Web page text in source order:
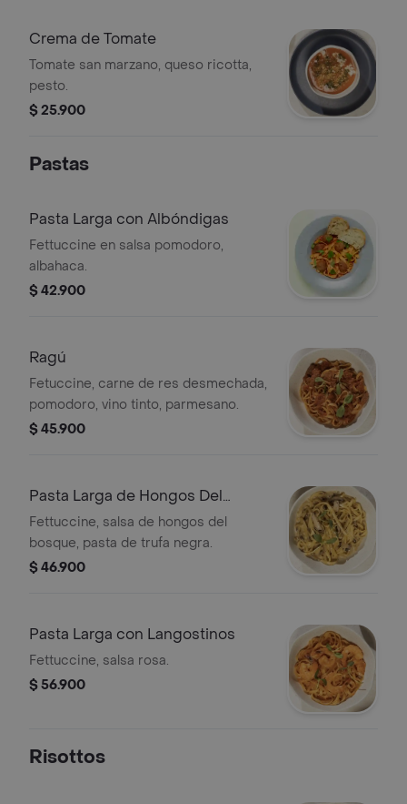
Crema de Tomate
Tomate san marzano, queso ricotta,
pesto.
$ 25.900
Pastas
Pasta Larga con Albóndigas
Fettuccine en salsa pomodoro,
albahaca.
$ 42.900
Ragú
Fetuccine, carne de res desmechada,
pomodoro, vino tinto, parmesano.
$ 45.900
Pasta Larga de Hongos Del
Bosque & Trufa
Fettuccine, salsa de hongos del
bosque, pasta de trufa negra.
$ 46.900
Pasta Larga con Langostinos
Fettuccine, salsa rosa.
$ 56.900
Risottos